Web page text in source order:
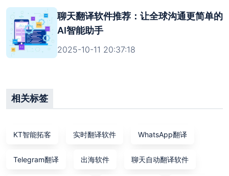
聊天翻译软件推荐：让全球沟通更简单的
AI智能助手
2025-10-11 20:37:18
相关标签
KT智能拓客 实时翻译软件 WhatsApp翻译
Telegram翻译 出海软件 聊天自动翻译软件